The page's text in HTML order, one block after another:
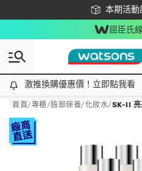
本期活動
下載app
屈臣氏
激推換購優惠價！立即點我看
激推換購優惠價！立即點我看
首頁/專櫃/臉部保養/化妝水/SK-II